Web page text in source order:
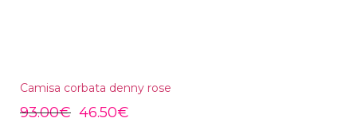
Camisa corbata denny rose
93.00€ 46.50€